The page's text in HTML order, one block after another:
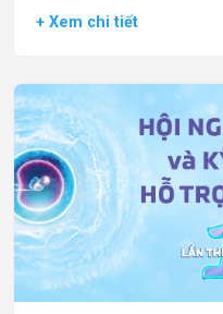
+ Xem chi tiết